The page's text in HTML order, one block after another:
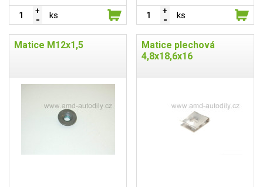
ks ks
Matice M12x1,5
Matice plechová
4,8x18,6x16